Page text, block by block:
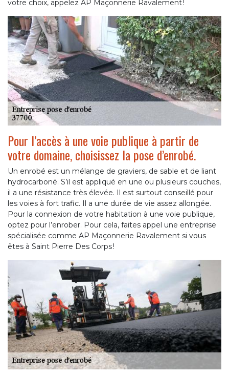
votre choix, appelez AP Maçonnerie Ravalement !
Pour l’accès à une voie publique à partir de
votre domaine, choisissez la pose d’enrobé.
Un enrobé est un mélange de graviers, de sable et de liant
hydrocarboné. S’il est appliqué en une ou plusieurs couches,
il a une résistance très élevée. Il est surtout conseillé pour
les voies à fort trafic. Il a une durée de vie assez allongée.
Pour la connexion de votre habitation à une voie publique,
optez pour l’enrober. Pour cela, faites appel une entreprise
spécialisée comme AP Maçonnerie Ravalement si vous
êtes à Saint Pierre Des Corps !